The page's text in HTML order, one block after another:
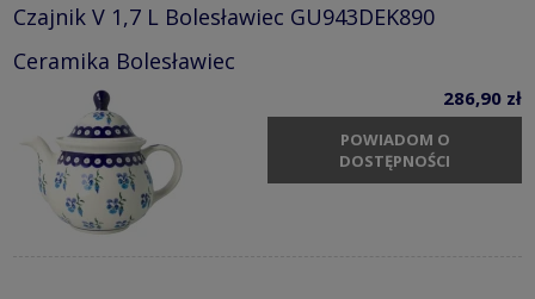
Czajnik V 1,7 L Bolesławiec GU943DEK890
Ceramika Bolesławiec
286,90 zł
POWIADOM O
DOSTĘPNOŚCI